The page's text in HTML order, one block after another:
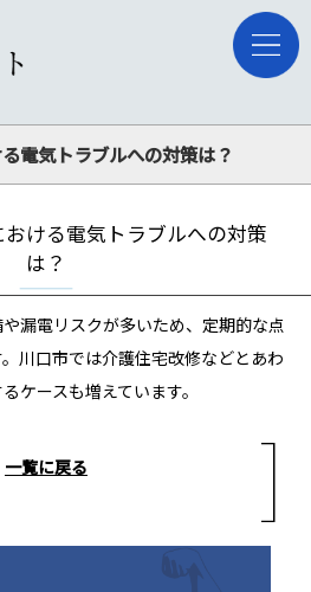
電気トラブルへの対策は？
ける電気トラブルへの対策
は？
漏電リスクが多いため、定期的な点
川口市では介護住宅改修などとあわ
ケースも増えています。
一覧に戻る